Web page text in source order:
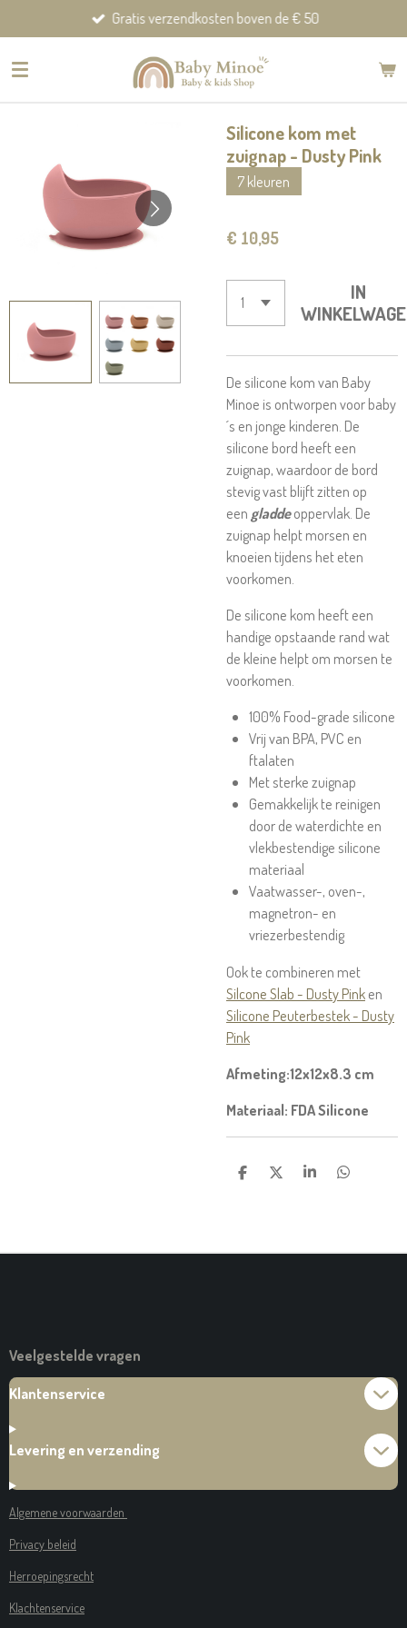
direct
naar
Gratis verzendkosten boven de € 50
Silicone kom met
zuignap - Dusty Pink
7 kleuren
€ 10,95
IN
De silicone kom van Baby
Minoe is ontworpen voor baby
´s en jonge kinderen. De
silicone bord heeft een
zuignap, waardoor de bord
stevig vast blijft zitten op
een gladdeoppervlak. De
zuignap helpt morsen en
knoeien tijdens het eten
voorkomen.
De silicone kom heeft een
handige opstaande rand wat
de kleine helpt om morsen te
voorkomen.
100% Food-grade silicone
Vrij van BPA, PVC en
ftalaten
Met sterke zuignap
Gemakkelijk te reinigen
door de waterdichte en
vlekbestendige silicone
materiaal
Vaatwasser-, oven-,
magnetron- en
vriezerbestendig
Ook te combineren met
Silcone Slab - Dusty Pinken
Silicone Peuterbestek - Dusty
Pink
Afmeting:12x12x8.3 cm
Materiaal: FDA Silicone
D
D
S
D
Veelgestelde vragen
Klantenservice
Levering en verzending
Algemene voorwaarden
Privacy beleid
Herroepingsrecht
Klachtenservice